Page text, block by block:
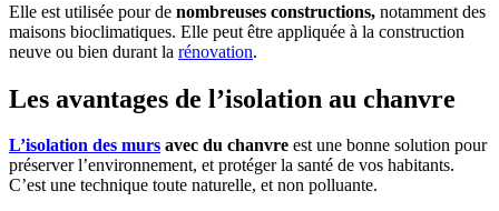
Elle est utilisée pour de nombreuses constructions, notamment des
maisons bioclimatiques. Elle peut être appliquée à la construction
neuve ou bien durant la rénovation.
Les avantages de l’isolation au chanvre
L’isolation des murs avec du chanvre est une bonne solution pour
préserver l’environnement, et protéger la santé de vos habitants.
C’est une technique toute naturelle, et non polluante.